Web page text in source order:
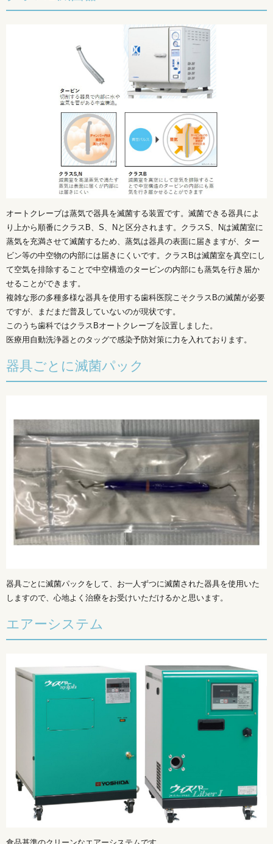
オートクレーブは蒸気で器具を滅菌する装置です。滅菌できる器具によ
り上から順番にクラスB、S、Nと区分されます。クラスS、Nは滅菌室に
蒸気を充満させて滅菌するため、蒸気は器具の表面に届きますが、ター
ビン等の中空物の内部には届きにくいです。クラスBは滅菌室を真空にし
て空気を排除することで中空構造のタービンの内部にも蒸気を行き届か
せることができます。
複雑な形の多種多様な器具を使用する歯科医院こそクラスBの滅菌が必要
ですが、まだまだ普及していないのが現状です。
このうち歯科ではクラスBオートクレーブを設置しました。
医療用自動洗浄器とのタッグで感染予防対策に力を入れております。
器具ごとに滅菌パック
器具ごとに滅菌パックをして、お一人ずつに滅菌された器具を使用いた
しますので、心地よく治療をお受けいただけるかと思います。
エアーシステム